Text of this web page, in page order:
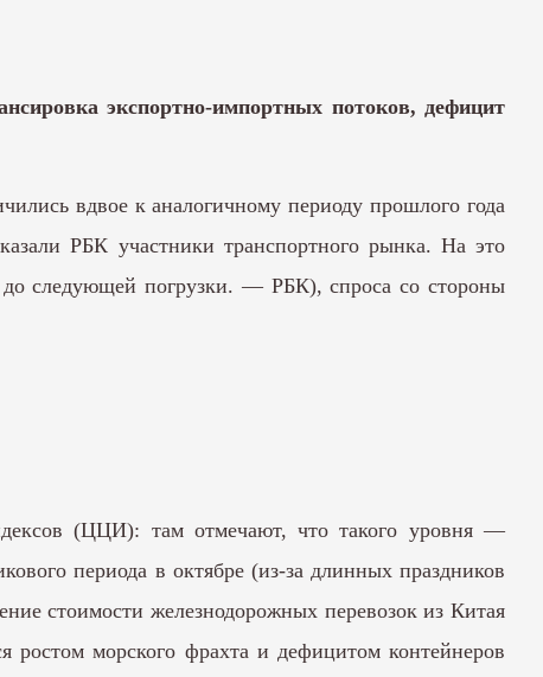
экспортно-импортных потоков, дефицит
вдвое к аналогичному периоду прошлого года
РБК участники транспортного рынка. На это
до следующей погрузки. — РБК), спроса со стороны
(ЦЦИ): там отмечают, что такого уровня —
периода в октябре (из-за длинных праздников
стоимости железнодорожных перевозок из Китая
морского фрахта и дефицитом контейнеров